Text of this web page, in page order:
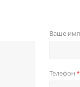
Ваше имя
Телефон *